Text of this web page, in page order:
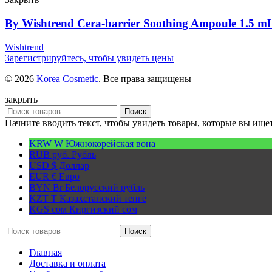
By Wishtrend Cera-barrier Soothing Ampoule 1.5
Wishtrend
Зарегистрируйтесь, чтобы увидеть цены
© 2026 Korea Cosmetic. Все права защищены
закрыть
Поиск
Начните вводить текст, чтобы увидеть товары, которые вы
KRW ₩ Южнокорейская вона
RUB руб. Рубль
USD $ Доллар
EUR € Евро
BYN BrБелорусский рубль
KZT T Казахстанский тенге
KGS сом Киргизский сом
Поиск
Главная
Доставка и оплата